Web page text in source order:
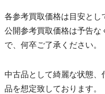
各参考買取価格は目安とし
公開参考買取価格は予告
で、何卒ご了承ください。
中古品として綺麗な状態
品を想定致しております。